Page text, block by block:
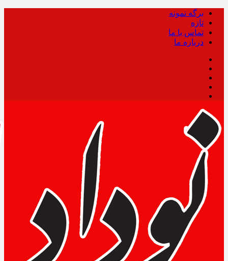
برگه نمونه
تازه
تماس با ما
درباره ما